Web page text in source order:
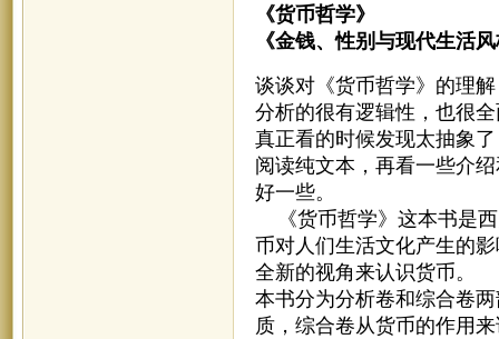
《货币哲学》
《金钱、性别与现代
谈谈对《货币哲学》的理
分析的很有逻辑性，也很
真正看的时候发现太抽象
阅读纯文本，再看一些介
好一些。
《货币哲学》这本书是
币对人们生活文化产生的
全新的视角来认识货币。
本书分为分析卷和综合卷
质，综合卷从货币的作用